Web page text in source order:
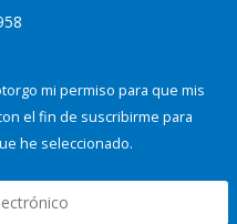
mi permiso para que mis
el fin de suscribirme para
he seleccionado.